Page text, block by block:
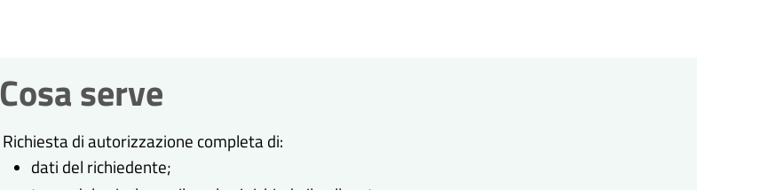
Cosa serve
Richiesta di autorizzazione completa di:
dati del richiedente;